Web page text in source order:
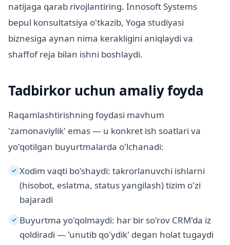
natijaga qarab rivojlantiring. Innosoft Systems
bepul konsultatsiya o'tkazib, Yoga studiyasi
biznesiga aynan nima kerakligini aniqlaydi va
shaffof reja bilan ishni boshlaydi.
Tadbirkor uchun amaliy foyda
Raqamlashtirishning foydasi mavhum
'zamonaviylik' emas — u konkret ish soatlari va
yo'qotilgan buyurtmalarda o'lchanadi:
✓ Xodim vaqti bo'shaydi: takrorlanuvchi ishlarni
(hisobot, eslatma, status yangilash) tizim o'zi
bajaradi
✓ Buyurtma yo'qolmaydi: har bir so'rov CRM'da iz
qoldiradi — 'unutib qo'ydik' degan holat tugaydi